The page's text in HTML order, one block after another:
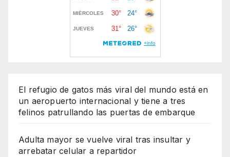
El refugio de gatos más viral del mundo está en
un aeropuerto internacional y tiene a tres
felinos patrullando las puertas de embarque
Adulta mayor se vuelve viral tras insultar y
arrebatar celular a repartidor